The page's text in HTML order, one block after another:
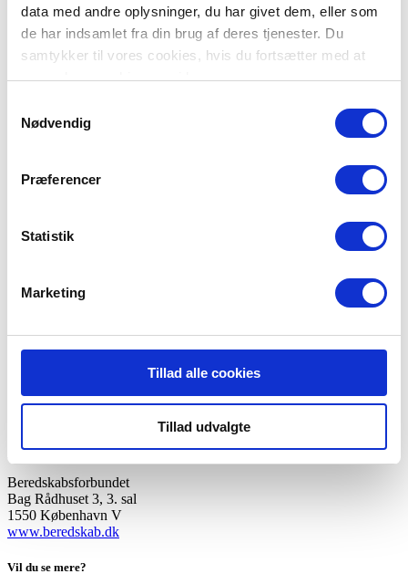
data med andre oplysninger, du har givet dem, eller som
de har indsamlet fra din brug af deres tjenester. Du
samtykker til vores cookies, hvis du fortsætter med at
anvende vores hjemmeside.
Nødvendig
Præferencer
Statistik
Marketing
Tillad alle cookies
Tillad udvalgte
Jeg acceptererprivatlivsbetingelsersamt at BBN må sende e-
mails
Beredskabsforbundet
Bag Rådhuset 3, 3. sal
1550 København V
www.beredskab.dk
Vil du se mere?